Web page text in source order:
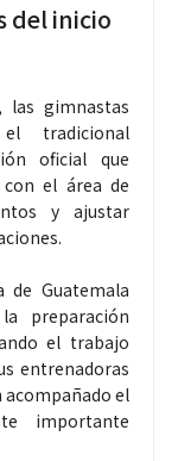
del inicio
las gimnastas
tradicional
oficial que
el área de
y ajustar
de Guatemala
preparación
el trabajo
entrenadoras
acompañado el
importante